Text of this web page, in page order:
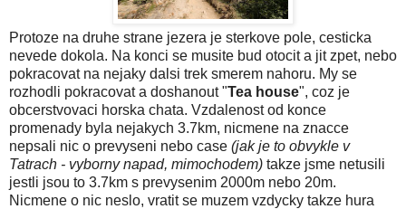
Protoze na druhe strane jezera je sterkove pole, cesticka
nevede dokola. Na konci se musite bud otocit a jit zpet, nebo
pokracovat na nejaky dalsi trek smerem nahoru. My se
rozhodli pokracovat a doshanout "Tea house", coz je
obcerstvovaci horska chata. Vzdalenost od konce
promenady byla nejakych 3.7km, nicmene na znacce
nepsali nic o prevyseni nebo case (jak je to obvykle v
Tatrach - vyborny napad, mimochodem) takze jsme netusili
jestli jsou to 3.7km s prevysenim 2000m nebo 20m.
Nicmene o nic neslo, vratit se muzem vzdycky takze hura